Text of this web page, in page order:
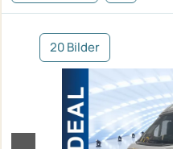
20 Bilder